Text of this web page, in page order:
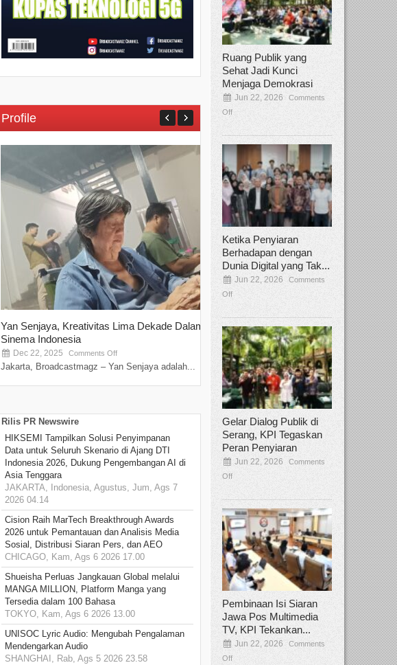
Profile
Yan Senjaya, Kreativitas Lima Dekade Dalam
Sinema Indonesia
Dec 22, 2025 Comments Off
Jakarta, Broadcastmagz – Yan Senjaya adalah...
Tamee Irelly Menjadi Juri Open
Film Terbaru...
Sep 08, 2025 Comments Off
Bekasi, Broadcastmagz – Dalam upaya
talenta...
Rilis PR Newswire
HIKSEMI Tampilkan Solusi Penyimpanan
Data untuk Seluruh Skenario di Ajang DTI
Indonesia 2026, Dukung Pengembangan AI di
Asia Tenggara
JAKARTA, Indonesia, Agustus, Jum, Ags 7
2026 04.14
Cision Raih MarTech Breakthrough Awards
2026 untuk Pemantauan dan Analisis Media
Sosial, Distribusi Siaran Pers, dan AEO
CHICAGO, Kam, Ags 6 2026 17.00
Shueisha Perluas Jangkauan Global melalui
MANGA MILLION, Platform Manga yang
Tersedia dalam 100 Bahasa
TOKYO, Kam, Ags 6 2026 13.00
UNISOC Lyric Audio: Mengubah Pengalaman
Mendengarkan Audio
SHANGHAI, Rab, Ags 5 2026 23.58
Ruang Publik yang
Sehat Jadi Kunci
Menjaga Demokrasi
Jun 22, 2026
Comments
Off
Ketika Penyiaran
Berhadapan dengan
Dunia Digital yang Tak...
Jun 22, 2026
Comments
Off
Gelar Dialog Publik di
Serang, KPI Tegaskan
Peran Penyiaran
Jun 22, 2026
Comments
Off
Pembinaan Isi Siaran
Jawa Pos Multimedia
TV, KPI Tekankan...
Jun 22, 2026
Comments
Off